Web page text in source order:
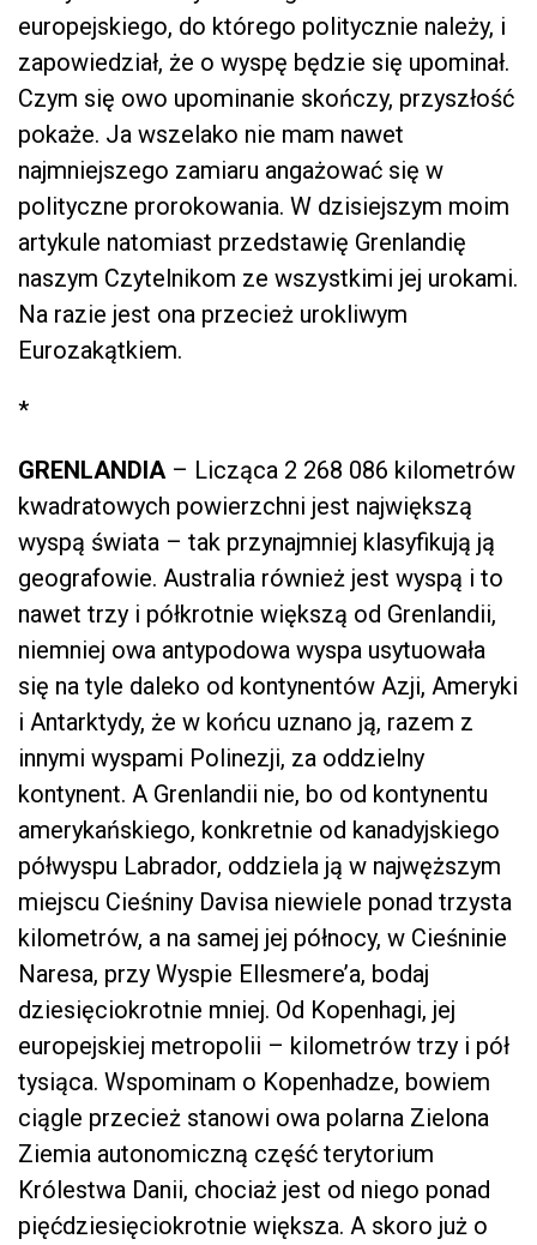
europejskiego, do którego politycznie należy, i
zapowiedział, że o wyspę będzie się upominał.
Czym się owo upominanie skończy, przyszłość
pokaże. Ja wszelako nie mam nawet
najmniejszego zamiaru angażować się w
polityczne prorokowania. W dzisiejszym moim
artykule natomiast przedstawię Grenlandię
naszym Czytelnikom ze wszystkimi jej urokami.
Na razie jest ona przecież urokliwym
Eurozakątkiem.
*
GRENLANDIA– Licząca 2 268 086 kilometrów
kwadratowych powierzchni jest największą
wyspą świata – tak przynajmniej klasyfikują ją
geografowie. Australia również jest wyspą i to
nawet trzy i półkrotnie większą od Grenlandii,
niemniej owa antypodowa wyspa usytuowała
się na tyle daleko od kontynentów Azji, Ameryki
i Antarktydy, że w końcu uznano ją, razem z
innymi wyspami Polinezji, za oddzielny
kontynent. A Grenlandii nie, bo od kontynentu
amerykańskiego, konkretnie od kanadyjskiego
półwyspu Labrador, oddziela ją w najwęższym
miejscu Cieśniny Davisa niewiele ponad trzysta
kilometrów, a na samej jej północy, w Cieśninie
Naresa, przy Wyspie Ellesmere’a, bodaj
dziesięciokrotnie mniej. Od Kopenhagi, jej
europejskiej metropolii – kilometrów trzy i pół
tysiąca. Wspominam o Kopenhadze, bowiem
ciągle przecież stanowi owa polarna Zielona
Ziemia autonomiczną część terytorium
Królestwa Danii, chociaż jest od niego ponad
pięćdziesięciokrotnie większa. A skoro już o